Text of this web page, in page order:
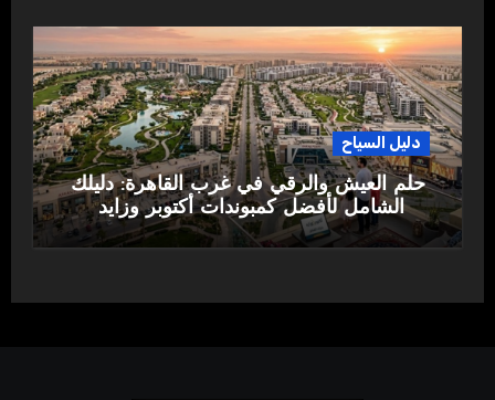
دليل السياح
حلم العيش والرقي في غرب القاهرة: دليلك
الشامل لأفضل كمبوندات أكتوبر وزايد